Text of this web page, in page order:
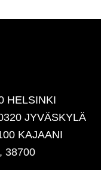
HELSINKI
JYVÄSKYLÄ
KAJAANI
38700